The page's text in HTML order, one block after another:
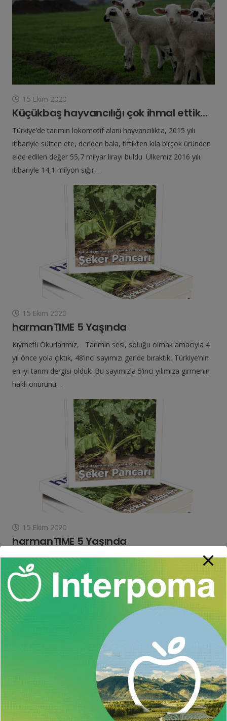
15 Ekim 2020
Küçükbaş hayvancılığı çok ihmal ettik…
Türkiye’de tarımın lokomotif alanı hayvancılıkta, 2015 yılı
itibariyle sütten ete, deriden bala, tiftikten kıla birçok üründen
elde edilen değer 55,7 milyar lirayı buldu. Ülkemiz 2016 yılı
itibariyle 14,1 milyon sığır,…
15 Ekim 2020
harmanTIME 5 Yaşında
Kıymetli Okurlarımız, Tarımın sesi, soluğu olmak amacıyla 4
yıl önce yola çıktık, 48’inci sayımızı geride bıraktık, Türkiye’nin
en iyi tarım dergisi olduk. Bu sayımızla 5’inci yılımıza girmenin
haklı onurunu…
15 Ekim 2020
harmanTIME 5 Yaşında
Kıymetli Okurlarımız, Tarımın sesi, soluğu olmak amacıyla 4
yıl önce yola çıktık, 48’inci sayımızı geride bıraktık, Türkiye’nin
en iyi tarım dergisi olduk. Bu sayımızla 5’inci yılımıza girmenin
haklı onurunu…